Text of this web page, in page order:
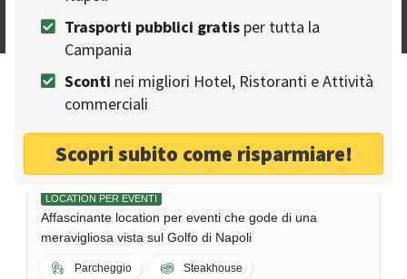
Trasporti pubblici gratis per tutta la
Campania
Sconti nei migliori Hotel, Ristoranti e Attività
commerciali
Scopri subito come risparmiare!
Jemming Idro Panoramic Exclusive Club
LOCATION PER EVENTI
Affascinante location per eventi che gode di una
meravigliosa vista sul Golfo di Napoli
Parcheggio Steakhouse